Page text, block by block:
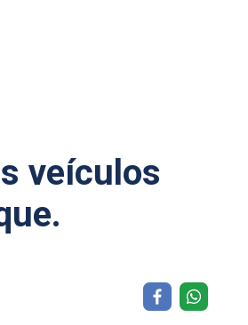
veículos